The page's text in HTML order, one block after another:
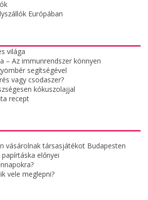
Európában
világa
– Az immunrendszer könnyen
segítségével
vagy csodaszer?
kókuszolajjal
recept
vásárolnak társasjátékot Budapesten
előnyei
vele meglepni?